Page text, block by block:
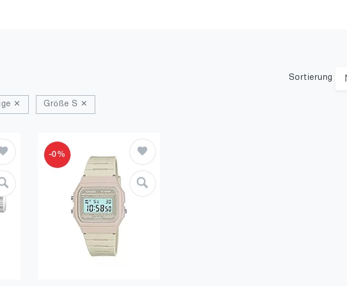
Sortierung
✕ Größe S ✕
-0%